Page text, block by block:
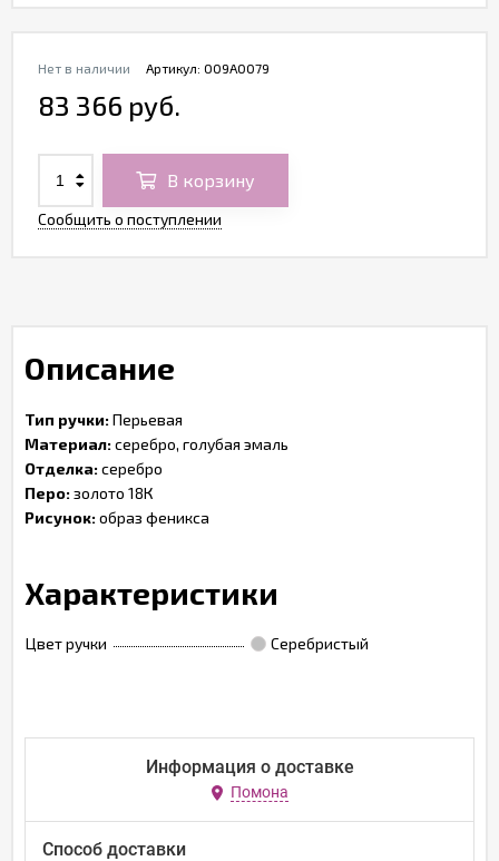
Артикул: O09A0079
Нет в наличии
83 366 руб.
В корзину
Сообщить о поступлении
Описание
Тип ручки:Перьевая
Материал:серебро, голубая эмаль
Отделка:серебро
Перо:золото 18К
Рисунок:образ феникса
Характеристики
Цвет ручки Серебристый
Информация о доставке
Помона
Способ доставки